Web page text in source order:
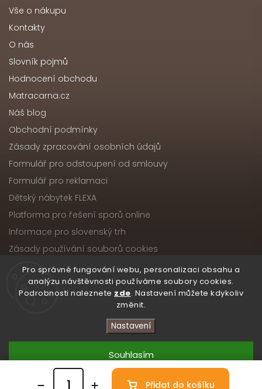
Pro správné fungování webu, personalizaci obsahu a
analýzu návštěvnosti používáme soubory cookies.
Podrobnosti naleznete zde. Nastavení můžete kdykoliv
změnit.
Nastavení
Odmítnout
Souhlasím
Přidat do košíku
Vše o nákupu
Kontakty
O nás
Slovník pojmů
Hodnocení obchodu
Matracarna.cz
Náš blog
Obchodní podmínky
Zásady zpracování osobních údajů
Formulář pro odstoupení od smlouvy
Formulář pro reklamaci
Dětský nábytek FLEXA
Platforma pro řešení sporů online
Informace pro slovenský trh
Zásady používání souborů cookies
Copyright 2026Nábytek ATIKA, s.r.o.. Všechna práva
vyhrazena.
Upravit nastavení cookies
VytvořilShoptet| DesignShoptak.cz